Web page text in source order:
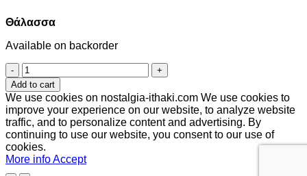
Θάλασσα
Available on backorder
Θάλασσα
quantity
Add to cart
We use cookies on nostalgia-ithaki.com We use cookies to
improve your experience on our website, to analyze website
traffic, and to personalize content and advertising. By
continuing to use our website, you consent to our use of
cookies.
More infoAccept